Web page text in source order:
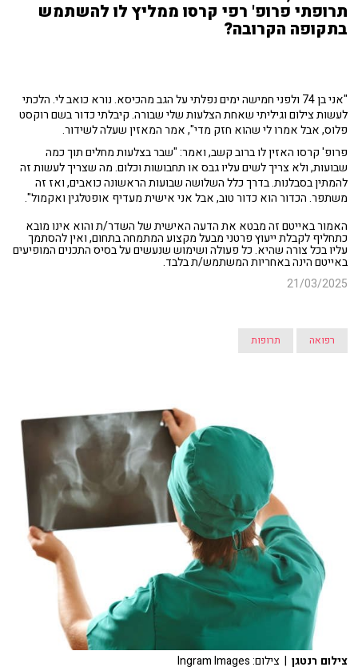
תרופתי פרופ' רפי קרסו ממליץ לו להשתמש
בתקופה הקרובה?
"אני בן 74 ולפני חמישה ימים נפלתי על הגב מהכיסא. נורא כואב לי. הלכתי
לעשות צילום וגיליתי שאחת הצלעות שלי שבורה. קיבלתי כדור בשם רוקסט
פלוס, אבל אמרו לי שהוא חזק מדי", אמר המאזין שעלה לשידור.
פרופ' קרסו האזין לו ברוב קשב, ואמר: "שבר בצלעות מחלים תוך כמה
שבועות, ולא צריך לשים עליו גבס או תחבושות וכלום. מה שצריך לעשות זה
להמתין בסבלנות. בדרך כלל השלושה שבועות הראשונה כואבים, ואז זה
משתפר. הכדור הוא כדור טוב, אבל אני אישית מעדיף אופטלגין ואקמול".
האמור באייטם זה מבטא את הדעה האישית של השדר/ת והוא אינו מובא
כתחליף לקבלת ייעוץ פרטני מבעל מקצוע המתמחה בתחום, ואין להסתמך
עליו בכל צורה שהיא. כל פעולה ושימוש שנעשים על בסיס התכנים המופיעים
באייטם הינה באחריות המשתמש/ת בלבד.
21/03/2025
רפואה תרופות
צילום רנטגן | צילום: Ingram Images